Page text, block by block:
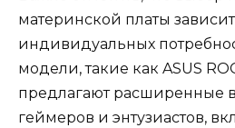
материнской платы
индивидуальных
модели, такие как ASUS
предлагают расширенные
геймеров и энтузиастов,